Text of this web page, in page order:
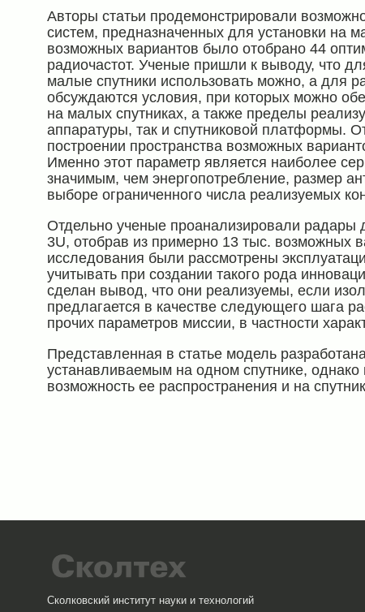
Авторы статьи продемонстрировали
систем, предназначенных для установки на
возможных вариантов было отобрано 44
радиочастот. Ученые пришли к выводу, что
малые спутники использовать можно, а для
обсуждаются условия, при которых можно
на малых спутниках, а также пределы
аппаратуры, так и спутниковой платформы.
построении пространства возможных
Именно этот параметр является наиболее
значимым, чем энергопотребление, размер
выборе ограниченного числа реализуемых
Отдельно ученые проанализировали
3U, отобрав из примерно 13 тыс. возможных
исследования были рассмотрены
учитывать при создании такого рода
сделан вывод, что они реализуемы, если
предлагается в качестве следующего шага
прочих параметров миссии, в частности
Представленная в статье модель
устанавливаемым на одном спутнике,
возможность ее распространения и на
Сколковский институт науки и технологий